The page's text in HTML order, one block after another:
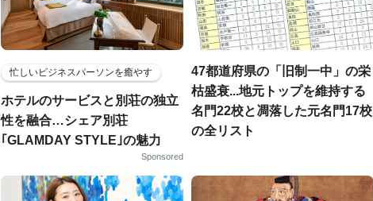
忙しいビジネスパーソンを癒やす
ホテルのサービスと別荘の独立
性を融合…シェア別荘
｢GLAMDAY STYLE｣の魅力
Sponsored
47都道府県の「旧制一中」の栄
枯盛衰...地元トップを維持する
名門22校と凋落した元名門17校
の全リスト